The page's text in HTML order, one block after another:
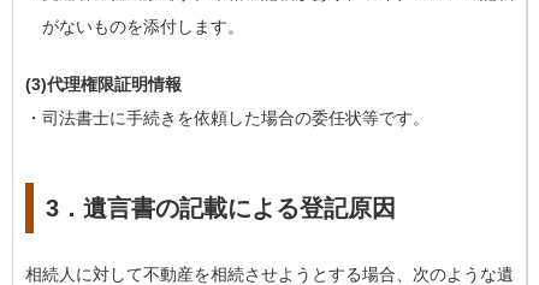
がないものを添付します。
(3)代理権限証明情報
・司法書士に手続きを依頼した場合の委任状等です。
3．遺言書の記載による登記原因
相続人に対して不動産を相続させようとする場合、次のような遺